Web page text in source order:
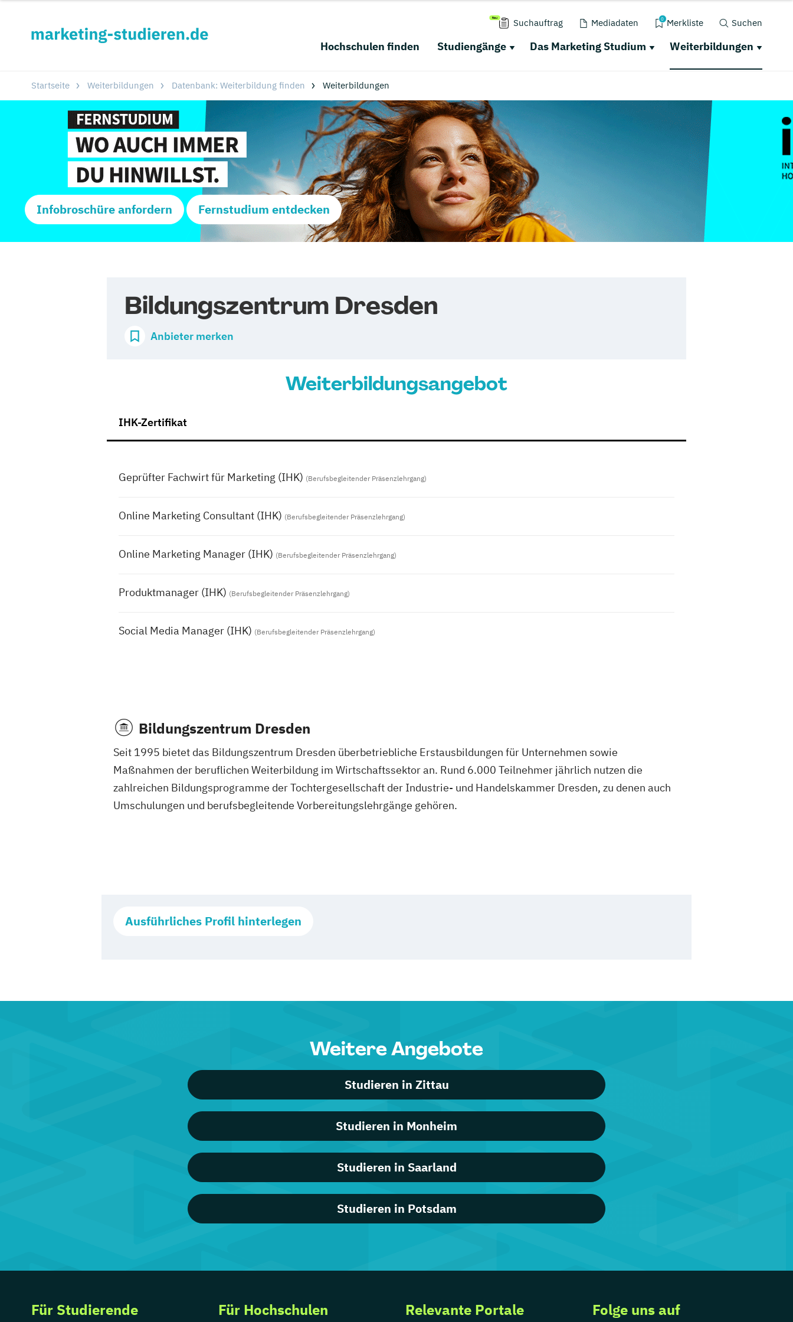
Suchauftrag Mediadaten 0 Merkliste Suchen
Hochschulen finden Studiengänge Das Marketing Studium Weiterbildungen
Startseite Weiterbildungen Datenbank: Weiterbildung finden Weiterbildungen
Infobroschüre anfordern Fernstudium entdecken
Bildungszentrum Dresden
Anbieter merken
Weiterbildungsangebot
IHK-Zertifikat
Geprüfter Fachwirt für Marketing (IHK) (Berufsbegleitender Präsenzlehrgang)
Online Marketing Consultant (IHK) (Berufsbegleitender Präsenzlehrgang)
Online Marketing Manager (IHK) (Berufsbegleitender Präsenzlehrgang)
Produktmanager (IHK) (Berufsbegleitender Präsenzlehrgang)
Social Media Manager (IHK) (Berufsbegleitender Präsenzlehrgang)
Bildungszentrum Dresden
Seit 1995 bietet das Bildungszentrum Dresden überbetriebliche Erstausbildungen für Unternehmen sowie
Maßnahmen der beruflichen Weiterbildung im Wirtschaftssektor an. Rund 6.000 Teilnehmer jährlich nutzen die
zahlreichen Bildungsprogramme der Tochtergesellschaft der Industrie- und Handelskammer Dresden, zu denen auch
Umschulungen und berufsbegleitende Vorbereitungslehrgänge gehören.
Ausführliches Profil hinterlegen
Weitere Angebote
Studieren in Zittau
Studieren in Monheim
Studieren in Saarland
Studieren in Potsdam
Für Studierende Für Hochschulen Relevante Portale Folge uns auf